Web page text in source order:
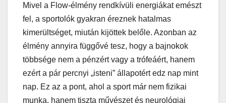
Mivel a Flow-élmény rendkívüli energiákat emészt
fel, a sportolók gyakran éreznek hatalmas
kimerültséget, miután kijöttek belőle. Azonban az
élmény annyira függővé tesz, hogy a bajnokok
többsége nem a pénzért vagy a trófeáért, hanem
ezért a pár percnyi „isteni” állapotért edz nap mint
nap. Ez az a pont, ahol a sport már nem fizikai
munka, hanem tiszta művészet és neurológiai